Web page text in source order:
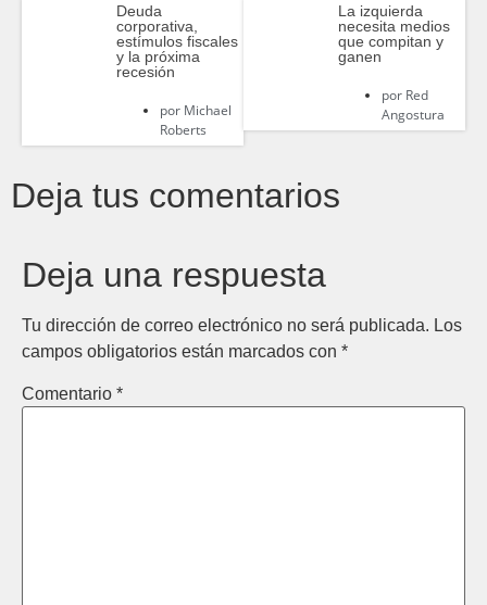
Deuda
corporativa,
estímulos fiscales
y la próxima
recesión
porMichael
Roberts
La izquierda
necesita medios
que compitan y
ganen
porRed
Angostura
Deja tus comentarios
Deja una respuesta
Tu dirección de correo electrónico no será publicada. Los
campos obligatorios están marcados con *
Comentario *